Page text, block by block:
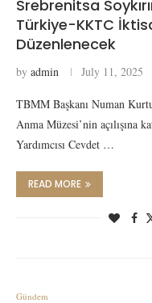
Srebrenitsa
Türkiye-KKTC
Düzenlenecek
by admin July 11, 2025
TBMM Başkanı Numan
Anma Müzesi’nin açılışına
Yardımcısı Cevdet …
READ MORE
Gündem